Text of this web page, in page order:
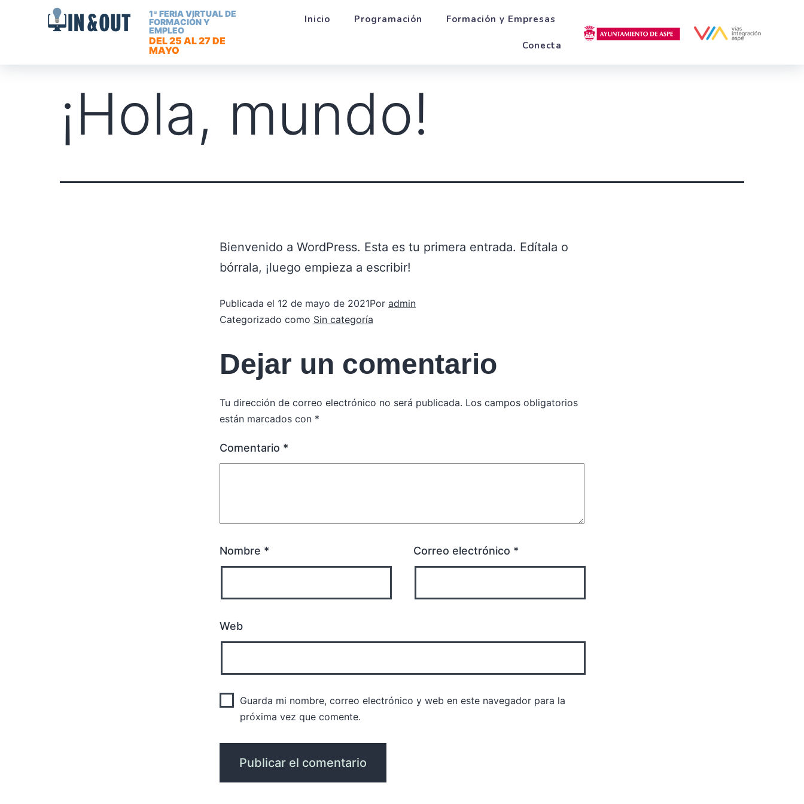
1ª FERIA VIRTUAL DE
FORMACIÓN Y
EMPLEO
DEL 25 AL 27 DE
MAYO
Inicio Programación Formación y Empresas
Conecta
¡Hola, mundo!
Bienvenido a WordPress. Esta es tu primera entrada. Edítala o
bórrala, ¡luego empieza a escribir!
Publicada el 12 de mayo de 2021Por admin
Categorizado como Sin categoría
Dejar un comentario
Tu dirección de correo electrónico no será publicada. Los campos obligatorios
están marcados con *
Comentario *
Nombre * Correo electrónico *
Web
Guarda mi nombre, correo electrónico y web en este navegador para la
próxima vez que comente.